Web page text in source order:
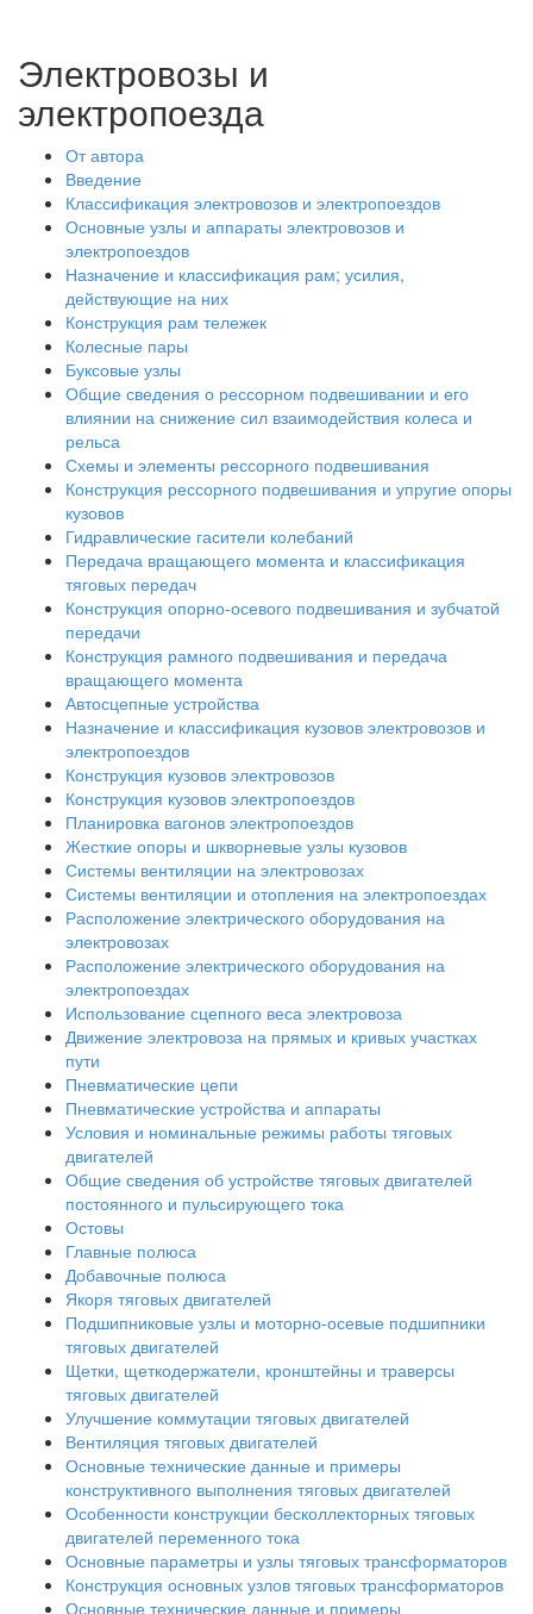
Электровозы и
электропоезда
От автора
Введение
Классификация электровозов и электропоездов
Основные узлы и аппараты электровозов и
электропоездов
Назначение и классификация рам; усилия,
действующие на них
Конструкция рам тележек
Колесные пары
Буксовые узлы
Общие сведения о рессорном подвешивании и его
влиянии на снижение сил взаимодействия колеса и
рельса
Схемы и элементы рессорного подвешивания
Конструкция рессорного подвешивания и упругие опоры
кузовов
Гидравлические гасители колебаний
Передача вращающего момента и классификация
тяговых передач
Конструкция опорно-осевого подвешивания и зубчатой
передачи
Конструкция рамного подвешивания и передача
вращающего момента
Автосцепные устройства
Назначение и классификация кузовов электровозов и
электропоездов
Конструкция кузовов электровозов
Конструкция кузовов электропоездов
Планировка вагонов электропоездов
Жесткие опоры и шкворневые узлы кузовов
Системы вентиляции на электровозах
Системы вентиляции и отопления на электропоездах
Расположение электрического оборудования на
электровозах
Расположение электрического оборудования на
электропоездах
Использование сцепного веса электровоза
Движение электровоза на прямых и кривых участках
пути
Пневматические цепи
Пневматические устройства и аппараты
Условия и номинальные режимы работы тяговых
двигателей
Общие сведения об устройстве тяговых двигателей
постоянного и пульсирующего тока
Остовы
Главные полюса
Добавочные полюса
Якоря тяговых двигателей
Подшипниковые узлы и моторно-осевые подшипники
тяговых двигателей
Щетки, щеткодержатели, кронштейны и траверсы
тяговых двигателей
Улучшение коммутации тяговых двигателей
Вентиляция тяговых двигателей
Основные технические данные и примеры
конструктивного выполнения тяговых двигателей
Особенности конструкции бесколлекторных тяговых
двигателей переменного тока
Основные параметры и узлы тяговых трансформаторов
Конструкция основных узлов тяговых трансформаторов
Основные технические данные и примеры